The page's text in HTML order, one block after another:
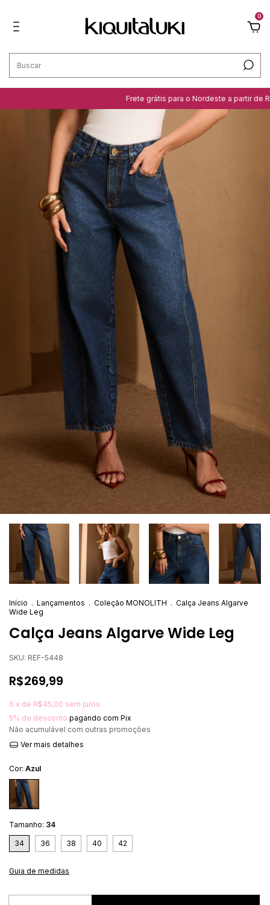
0
Frete grátis para o Nordeste a partir de R$
Início . Lançamentos . Coleção MONOLITH . Calça Jeans Algarve
Wide Leg
Calça Jeans Algarve Wide Leg
SKU: REF-5448
R$269,99
6 x de R$45,00 sem juros
5% de desconto pagando com Pix
Não acumulável com outras promoções
Ver mais detalhes
Cor: Azul
Tamanho: 34
34 36 38 40 42
Guia de medidas